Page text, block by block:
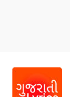
content